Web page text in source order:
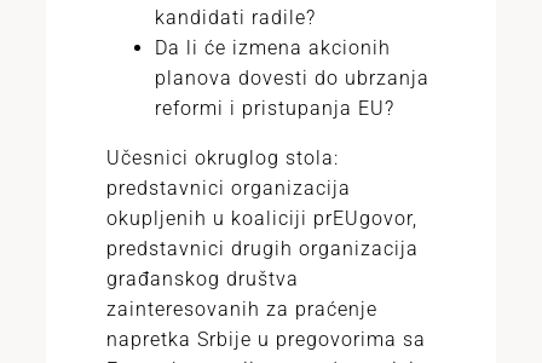
kandidati radile?
Da li će izmena akcionih
planova dovesti do ubrzanja
reformi i pristupanja EU?
Učesnici okruglog stola:
predstavnici organizacija
okupljenih u koaliciji prEUgovor,
predstavnici drugih organizacija
građanskog društva
zainteresovanih za praćenje
napretka Srbije u pregovorima sa